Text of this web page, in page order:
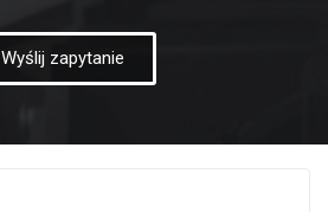
Wyślij zapytanie